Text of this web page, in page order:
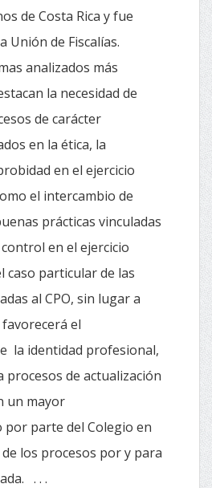
de Costa Rica y fue
de Fiscalías.
analizados más
la necesidad de
de carácter
en la ética, la
en el ejercicio
el intercambio de
prácticas vinculadas
en el ejercicio
caso particular de las
al CPO, sin lugar a
el
la identidad profesional,
procesos de actualización
un mayor
por parte del Colegio en
los procesos por y para
. . .